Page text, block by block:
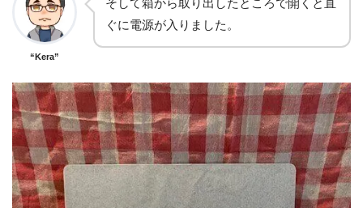
“Kera”
そして箱から取り出したところで開くと直
ぐに電源が入りました。